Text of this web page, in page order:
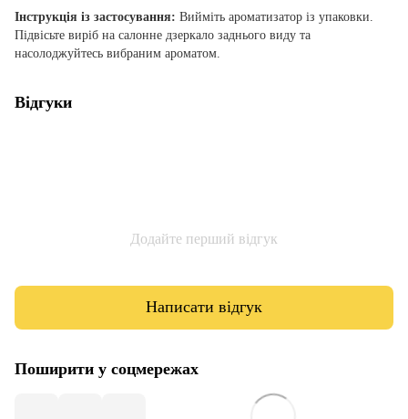
Інструкція із застосування: Вийміть ароматизатор із упаковки.
Підвісьте виріб на салонне дзеркало заднього виду та
насолоджуйтесь вибраним ароматом.
Відгуки
Додайте перший відгук
Написати відгук
Поширити у соцмережах